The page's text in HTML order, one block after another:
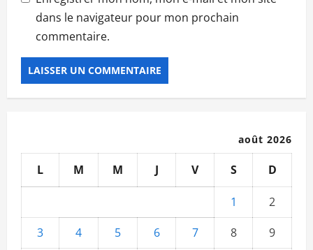
dans le navigateur pour mon prochain
commentaire.
août 2026
L M M J V S D
1
2
3
4 5 6 7 8
9